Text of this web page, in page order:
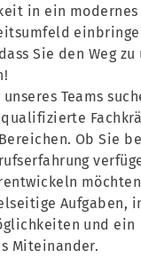
in ein modernes
Sie den Weg zu
Teams
Ob Sie
Aufgaben,
und ein
Miteinander.